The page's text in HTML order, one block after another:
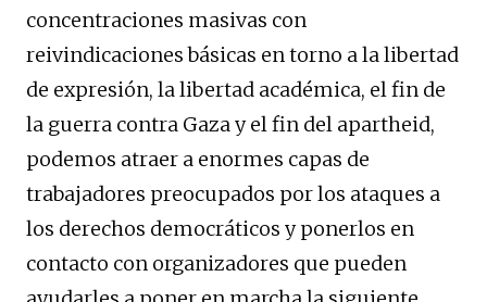
concentraciones masivas con
reivindicaciones básicas en torno a la libertad
de expresión, la libertad académica, el fin de
la guerra contra Gaza y el fin del apartheid,
podemos atraer a enormes capas de
trabajadores preocupados por los ataques a
los derechos democráticos y ponerlos en
contacto con organizadores que pueden